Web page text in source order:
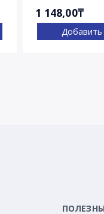
Ватерплаг
1 148,00₸
Добавить